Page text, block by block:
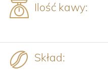
Ilość kawy:
Skład: